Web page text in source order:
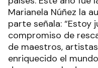
Marianela Núñez la
parte señala: “Estoy
compromiso de
de maestros,
enriquecido el